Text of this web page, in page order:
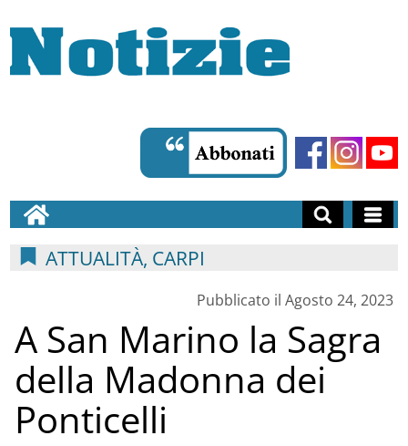
ATTUALITÀ, CARPI
Pubblicato il Agosto 24, 2023
A San Marino la Sagra
della Madonna dei
Ponticelli